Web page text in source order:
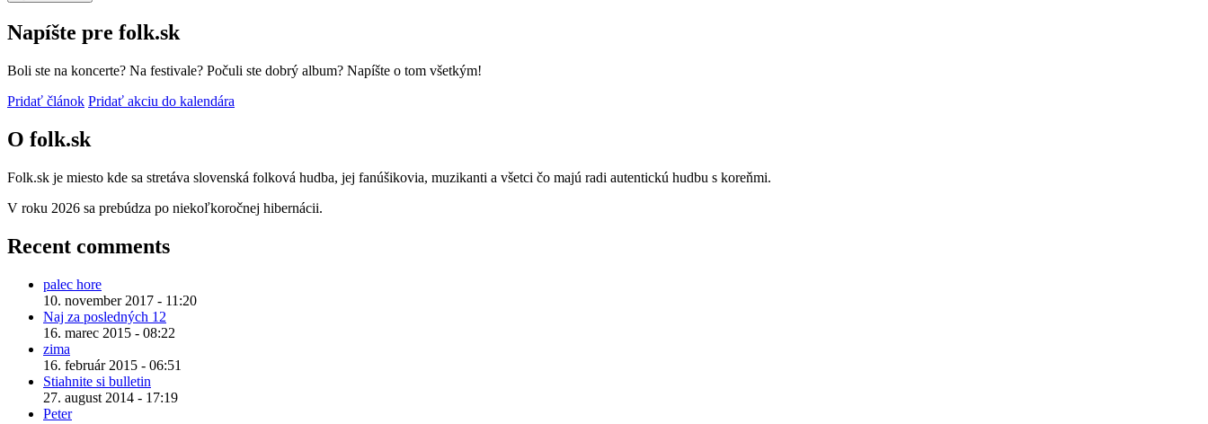
Napíšte pre folk.sk
Boli ste na koncerte? Na festivale? Počuli ste dobrý album? Napíšte o tom všetkým!
Pridať článok Pridať akciu do kalendára
O folk.sk
Folk.sk je miesto kde sa stretáva slovenská folková hudba, jej fanúšikovia, muzikanti a všetci čo majú radi autentickú hudbu s koreňmi.
V roku 2026 sa prebúdza po niekoľkoročnej hibernácii.
Recent comments
palec hore
10. november 2017 - 11:20
Naj za posledných 12
16. marec 2015 - 08:22
zima
16. február 2015 - 06:51
Stiahnite si bulletin
27. august 2014 - 17:19
Peter